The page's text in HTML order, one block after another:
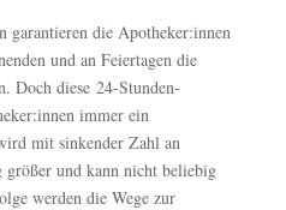
garantieren die Apotheker:innen
und an Feiertagen die
Doch diese 24-Stunden-
immer ein
mit sinkender Zahl an
und kann nicht beliebig
werden die Wege zur